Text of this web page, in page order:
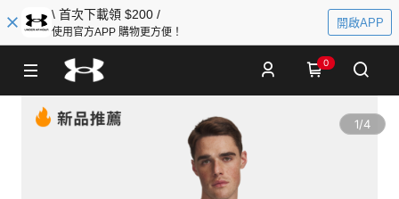
\ 首次下載領 $200 /
使用官方APP 購物更方便！
開啟APP
0
1/4